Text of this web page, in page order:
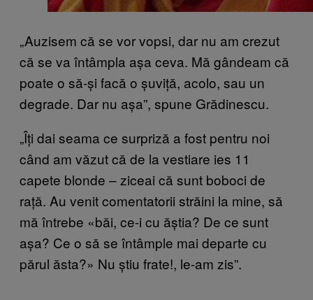
„Auzisem că se vor vopsi, dar nu am crezut
că se va întâmpla așa ceva. Mă gândeam că
poate o să-și facă o șuviță, acolo, sau un
degrade. Dar nu așa”, spune Grădinescu.
„Îți dai seama ce surpriză a fost pentru noi
când am văzut că de la vestiare ies 11
capete blonde – ziceai că sunt boboci de
rață. Au venit comentatorii străini la mine, să
mă întrebe «băi, ce-i cu ăștia? De ce sunt
așa? Ce o să se întâmple mai departe cu
părul ăsta?» Nu știu frate!, le-am zis”.